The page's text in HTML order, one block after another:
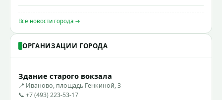
Все новости города →
ОРГАНИЗАЦИИ ГОРОДА
Здание старого вокзала
📍 Иваново, площадь Генкиной, 3
📞 +7 (493) 223-53-17